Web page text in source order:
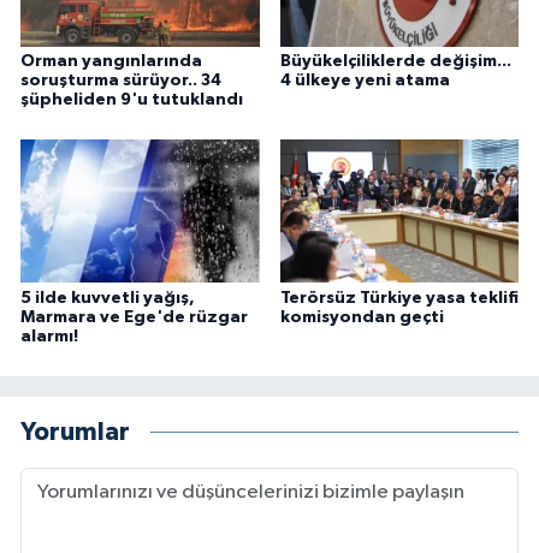
Orman yangınlarında
soruşturma sürüyor.. 34
şüpheliden 9'u tutuklandı
Büyükelçiliklerde değişim...
4 ülkeye yeni atama
5 ilde kuvvetli yağış,
Marmara ve Ege'de rüzgar
alarmı!
Terörsüz Türkiye yasa teklifi
komisyondan geçti
Yorumlar